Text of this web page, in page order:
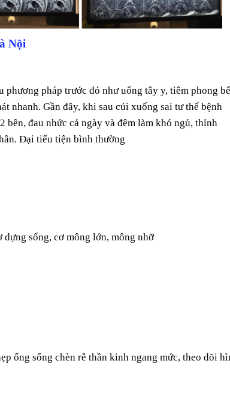
Nội
pháp trước đó như uống tây y, tiêm phong
nhanh. Gần đây, khi sau cúi xuống sai tư thế bệnh
đau nhức cả ngày và đêm làm khó ngủ, thỉnh
Đại tiểu tiện bình thường
sống, cơ mông lớn, mông nhỡ
ống sống chèn rễ thần kinh ngang mức, theo dõi